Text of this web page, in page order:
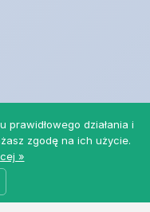
działania i
zgodę na ich użycie.
»